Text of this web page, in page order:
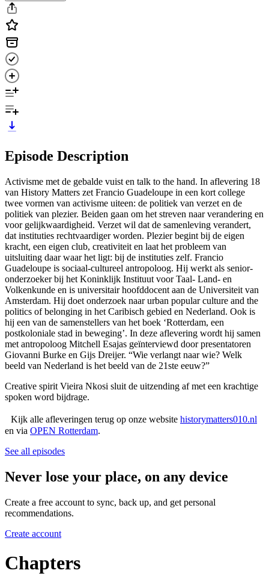
Episode Description
Activisme met de gebalde vuist en talk to the hand. In aflevering 18
van History Matters zet Francio Guadeloupe in een kort college
twee vormen van activisme uiteen: de politiek van verzet en de
politiek van plezier. Beiden gaan om het streven naar verandering en
voor gelijkwaardigheid. Verzet wil dat de samenleving verandert,
dat instituties rechtvaardiger worden. Plezier begint bij de eigen
kracht, een eigen club, creativiteit en laat het probleem van
uitsluiting daar waar het ligt: bij de instituties zelf. Francio
Guadeloupe is sociaal-cultureel antropoloog. Hij werkt als senior-
onderzoeker bij het Koninklijk Instituut voor Taal- Land- en
Volkenkunde en is universitair hoofddocent aan de Universiteit van
Amsterdam. Hij doet onderzoek naar urban popular culture and the
politics of belonging in het Caribisch gebied en Nederland. Ook is
hij een van de samenstellers van het boek ‘Rotterdam, een
postkoloniale stad in beweging’. In deze aflevering wordt hij samen
met antropoloog Mitchell Esajas geïnterviewd door presentatoren
Giovanni Burke en Gijs Dreijer. “Wie verlangt naar wie? Welk
beeld van Nederland is het beeld van de 21ste eeuw?”
Creative spirit Vieira Nkosi sluit de uitzending af met een krachtige
spoken word bijdrage.
Kijk alle afleveringen terug op onze website historymatters010.nl
en via OPEN Rotterdam.
See all episodes
Never lose your place, on any device
Create a free account to sync, back up, and get personal
recommendations.
Create account
Chapters